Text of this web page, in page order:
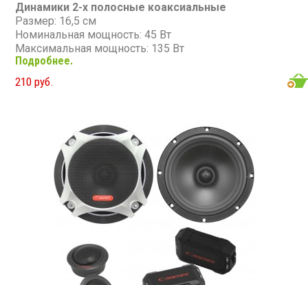
Динамики 2-х полосные коаксиальные
Размер: 16,5 см
Номинальная мощность: 45 Вт
Максимальная мощность: 135 Вт
Диапазон частот: 65 - 20 000 Гц
Чувствительность: 90 дБ
Сопротивление: 4 Ом
Подробнее.
210 руб.